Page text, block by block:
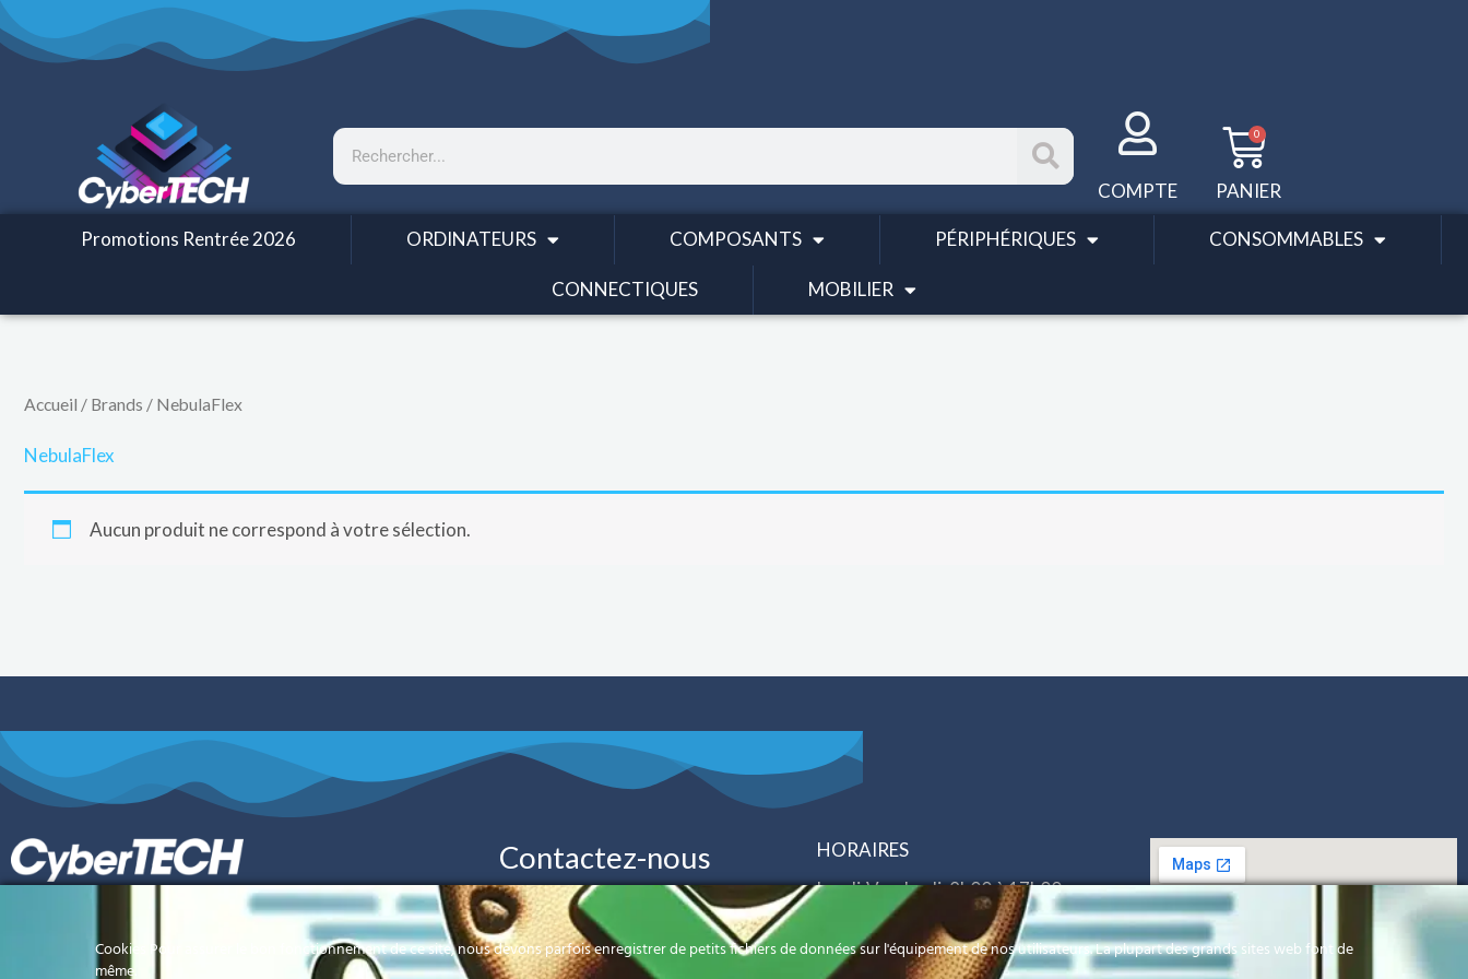
Aller
au
Rechercher
COMPTE
0
Panier
PANIER
Promotions Rentrée 2026 ORDINATEURS COMPOSANTS PÉRIPHÉRIQUES CONSOMMABLES
CONNECTIQUES MOBILIER
Accueil / Brands / NebulaFlex
NebulaFlex
Aucun produit ne correspond à votre sélection.
Votre référence informatique en Polynésie
Française
Contactez-nous
40 52 34 00
CyberTECH
contact@cybertech-
HORAIRES
Lundi-Vendredi: 8h00 à 17h00
Samedi: 8h00 à 12h00
Cookies Pour assurer le bon fonctionnement de ce site, nous devons parfois enregistrer de petits fichiers de données sur l'équipement de nos utilisateurs. La plupart des grands sites web font de
même.